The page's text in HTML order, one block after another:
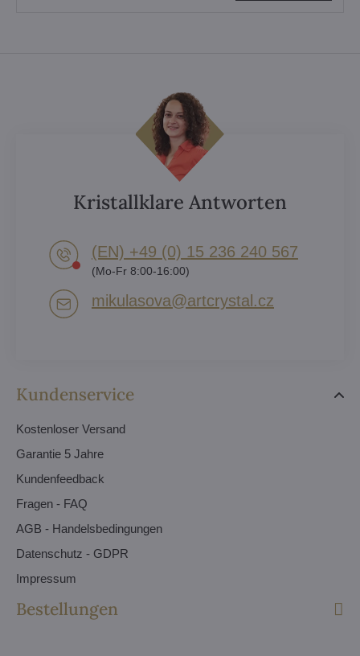
Kundenservice
Kostenloser Versand
Garantie 5 Jahre
Kundenfeedback
Fragen - FAQ
AGB - Handelsbedingungen
Datenschutz - GDPR
Impressum
Bestellungen
Kristallklare Antworten
(EN) +49 (0) 15 236 240 567
(Mo-Fr 8:00-16:00)
mikulasova​@artcrystal​.cz